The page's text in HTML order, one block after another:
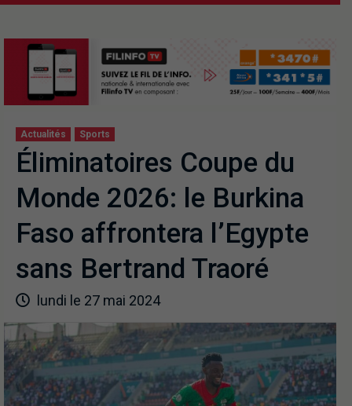
Actualités Sports
Éliminatoires Coupe du
Monde 2026: le Burkina
Faso affrontera l’Egypte
sans Bertrand Traoré
lundi le 27 mai 2024